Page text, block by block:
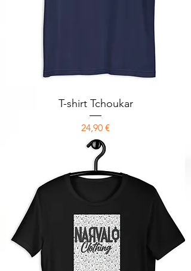
T-shirt Tchoukar
Prix
24,90 €